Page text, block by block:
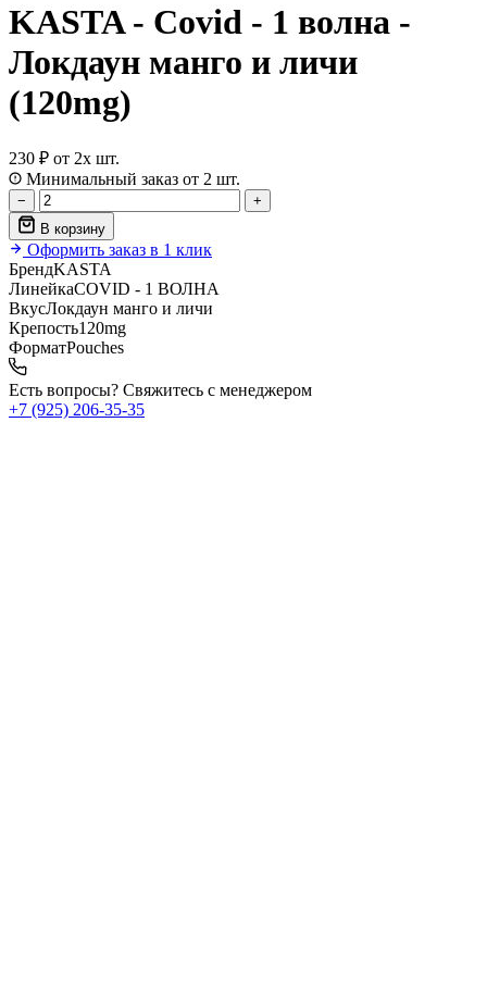
KASTA - Covid - 1 волна -
Локдаун манго и личи
(120mg)
230 ₽ от 2х шт.
Минимальный заказ от 2 шт.
−
+
В корзину
Оформить заказ в 1 клик
БрендKASTA
ЛинейкаCOVID - 1 ВОЛНА
ВкусЛокдаун манго и личи
Крепость120mg
ФорматPouches
Есть вопросы? Свяжитесь с менеджером
+7 (925) 206‑35‑35